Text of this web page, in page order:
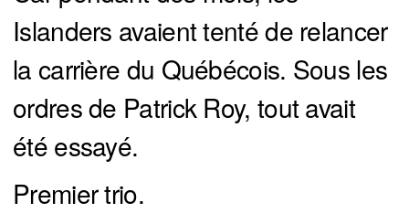
Islanders avaient tenté de relancer
la carrière du Québécois. Sous les
ordres de Patrick Roy, tout avait
été essayé.
Premier trio.